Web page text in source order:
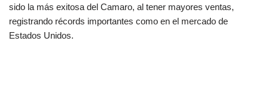
sido la más exitosa del Camaro, al tener mayores ventas,
registrando récords importantes como en el mercado de
Estados Unidos.